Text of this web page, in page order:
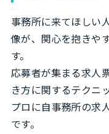
事務所に来てほしい
像が、関心を抱きや
す。
応募者が集まる求人
き方に関するテクニ
プロに自事務所の求
です。